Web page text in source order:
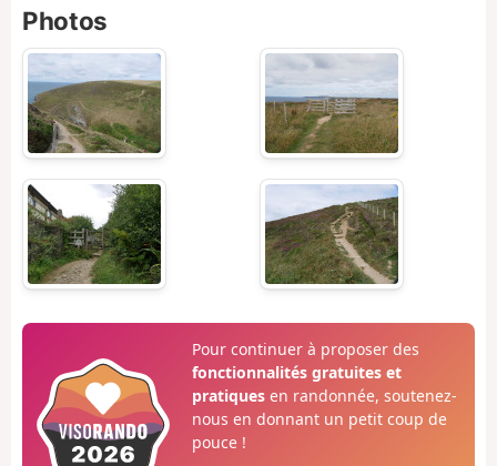
Photos
Pour continuer à proposer des
fonctionnalités gratuites et
pratiquesen randonnée, soutenez-
nous en donnant un petit coup de
pouce !